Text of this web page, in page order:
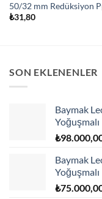
50/32 mm Redüksiyon
₺31,80
SON EKLENENLER
Baymak
Yoğuşmalı
₺
Baymak
Yoğuşmalı
₺